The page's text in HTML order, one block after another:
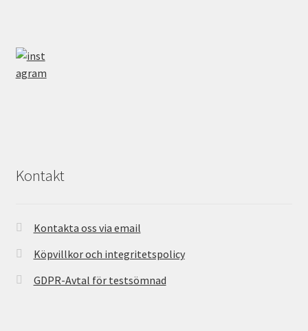
Kontakt
Kontakta oss via email
Köpvillkor och integritetspolicy
GDPR-Avtal för testsömnad